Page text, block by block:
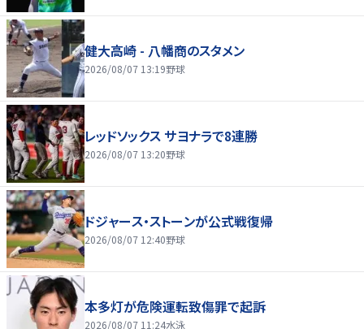
健大高崎 - 八幡商のスタメン
2026/08/07 13:19野球
レッドソックス サヨナラで8連勝
2026/08/07 13:20野球
ドジャース・ストーンが公式戦復帰
2026/08/07 12:40野球
本多灯が危険運転致傷罪で起訴
2026/08/07 11:24水泳